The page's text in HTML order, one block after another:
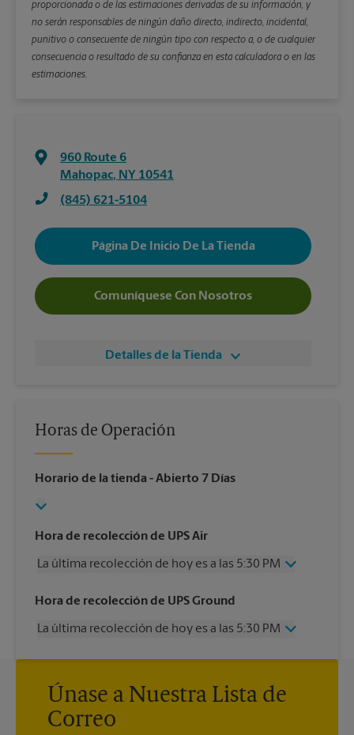
proporcionada o de las estimaciones derivadas de su información, y
no serán responsables de ningún daño directo, indirecto, incidental,
punitivo o consecuente de ningún tipo con respecto a, o de cualquier
consecuencia o resultado de su confianza en esta calculadora o en las
estimaciones.
960 Route 6
Mahopac, NY 10541
(845) 621-5104
Página De Inicio De La Tienda
Comuníquese Con Nosotros
Detalles de la Tienda
Horas de Operación
Horario de la tienda - Abierto 7 Días
Hora de recolección de UPS Air
La última recolección de hoy es a las 5:30 PM
Miércoles
5:30 PM
Viernes
5:30 PM
Lunes
5:30 PM
Martes
5:30 PM
Hora de recolección de UPS Ground
La última recolección de hoy es a las 5:30 PM
Miércoles
5:30 PM
Jueves
Viernes
5:30 PM
Sábado
Únase a Nuestra Lista de
Correo